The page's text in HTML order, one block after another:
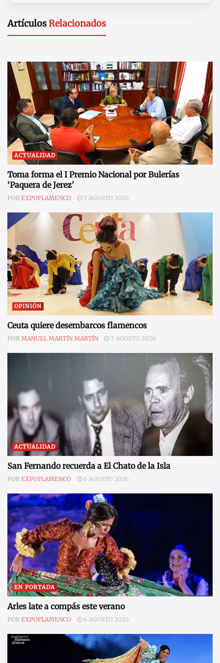
ArtículosRelacionados
ACTUALIDAD
Toma forma el I Premio Nacional por Bulerías
‘Paquera de Jerez’
POR EXPOFLAMENCO 7 AGOSTO 2026
OPINIÓN
Ceuta quiere desembarcos flamencos
POR MANUEL MARTÍN MARTÍN 7 AGOSTO 2026
ACTUALIDAD
San Fernando recuerda a El Chato de la Isla
POR EXPOFLAMENCO 6 AGOSTO 2026
EN PORTADA
Arles late a compás este verano
POR EXPOFLAMENCO 6 AGOSTO 2026